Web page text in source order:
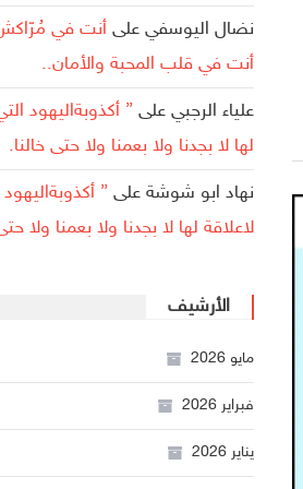
نضال اليوسفي على أنت في
أنت في قلب المحبة والأمان..
علياء الرجبي على” أكذوبةاليهود
لها لا بجدنا ولا بعمنا ولا حتى خالنا.
نهاد ابو شوشة على”
لاعلاقة لها لا بجدنا ولا بعمنا ولا
الأرشيف
مايو 2026
فبراير 2026
يناير 2026